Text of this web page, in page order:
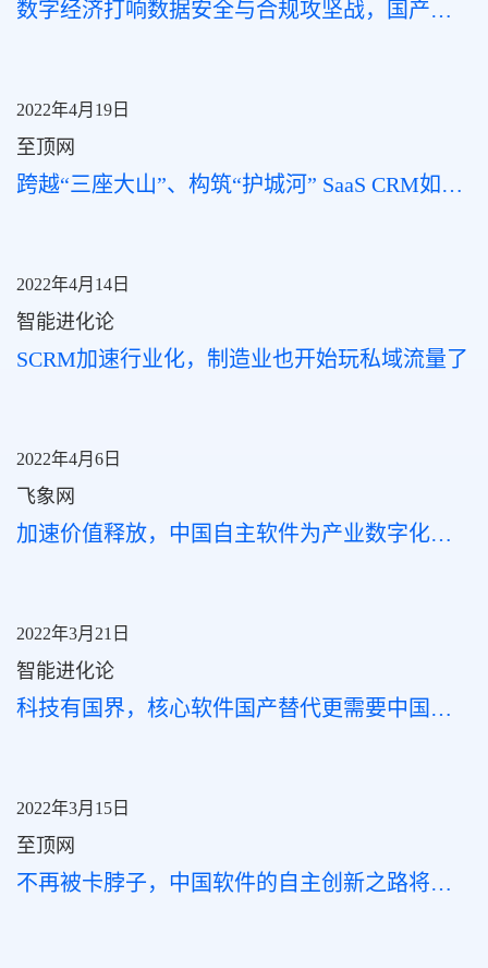
数字经济打响数据安全与合规攻坚战，国产化替代迎来新机遇
2022年4月19日
至顶网
跨越“三座大山”、构筑“护城河” SaaS CRM如何穿越周期实现规模化成长？
2022年4月14日
智能进化论
SCRM加速行业化，制造业也开始玩私域流量了
2022年4月6日
飞象网
加速价值释放，中国自主软件为产业数字化赋能新活力
2022年3月21日
智能进化论
科技有国界，核心软件国产替代更需要中国速度
2022年3月15日
至顶网
不再被卡脖子，中国软件的自主创新之路将更平坦